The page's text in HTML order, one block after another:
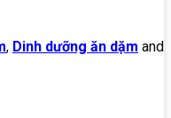
, Dinh dưỡng ăn dặm and